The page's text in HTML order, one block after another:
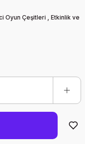
Oyun Çeşitleri , Etkinlik ve